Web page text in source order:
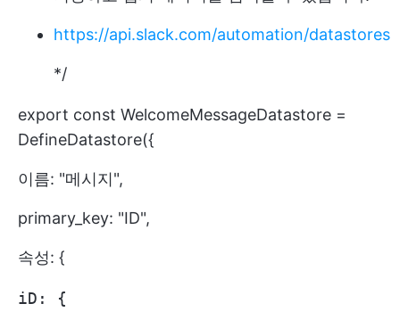
https://api.slack.com/automation/datastores
*/
export const WelcomeMessageDatastore =
DefineDatastore({
이름: "메시지",
primary_key: "ID",
속성: {
iD: {